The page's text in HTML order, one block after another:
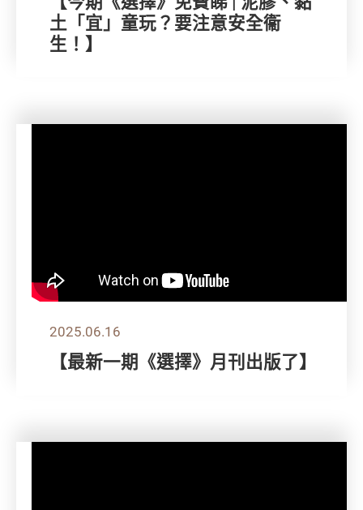
土「宜」童玩？要注意安全衞
生！】
2025.06.16
【最新一期《選擇》月刊出版了】